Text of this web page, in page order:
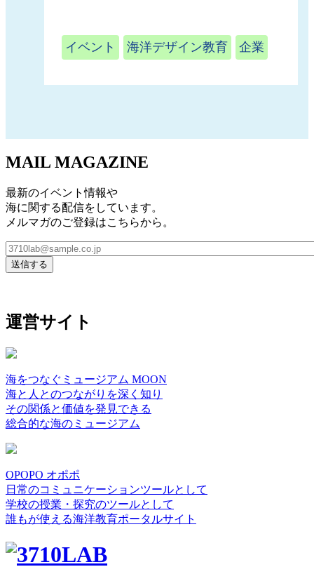
イベント 海洋デザイン教育 企業
MAIL MAGAZINE
最新のイベント情報や
海に関する配信をしています。
メルマガのご登録はこちらから。
運営サイト
海をつなぐミュージアム MOON
海と人とのつながりを深く知り
その関係と価値を発見できる
総合的な海のミュージアム
OPOPO オポポ
日常のコミュニケーションツールとして
学校の授業・探究のツールとして
誰もが使える海洋教育ポータルサイト